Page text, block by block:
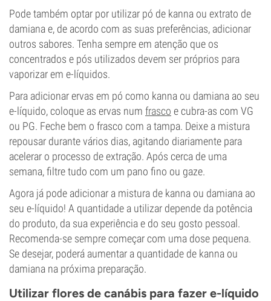
Pode também optar por utilizar pó de kanna ou extrato de
damiana e, de acordo com as suas preferências, adicionar
outros sabores. Tenha sempre em atenção que os
concentrados e pós utilizados devem ser próprios para
vaporizar em e-líquidos.
Para adicionar ervas em pó como kanna ou damiana ao seu
e-líquido, coloque as ervas num frasco e cubra-as com VG
ou PG. Feche bem o frasco com a tampa. Deixe a mistura
repousar durante vários dias, agitando diariamente para
acelerar o processo de extração. Após cerca de uma
semana, filtre tudo com um pano fino ou gaze.
Agora já pode adicionar a mistura de kanna ou damiana ao
seu e-líquido! A quantidade a utilizar depende da potência
do produto, da sua experiência e do seu gosto pessoal.
Recomenda-se sempre começar com uma dose pequena.
Se desejar, poderá aumentar a quantidade de kanna ou
damiana na próxima preparação.
Utilizar flores de canábis para fazer e-líquido